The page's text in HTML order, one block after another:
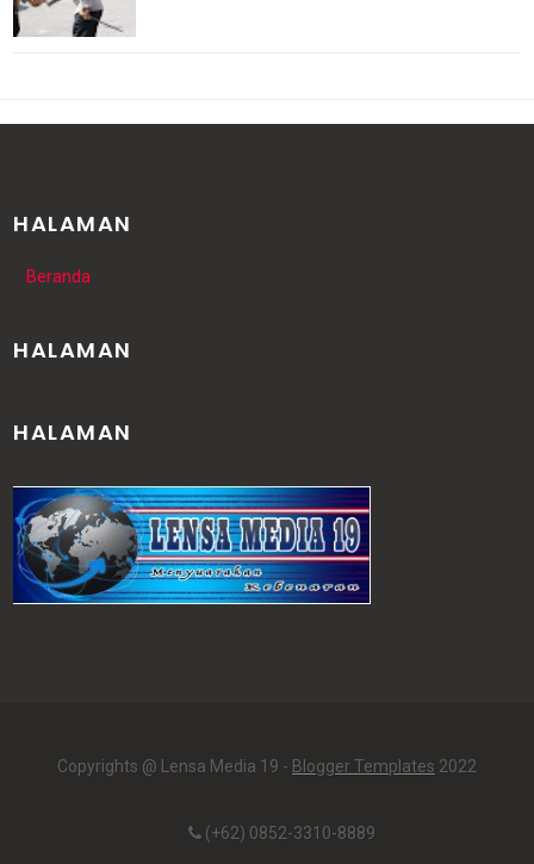
HALAMAN
Beranda
HALAMAN
HALAMAN
Copyrights @ Lensa Media 19 - Blogger Templates 2022
(+62) 0852-3310-8889